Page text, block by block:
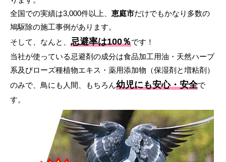
全国での実績は3,000件以上、 恵庭市だけでもかなり多数の
鳩駆除の施工事例があります。
そして、なんと、 忌避率は100％です！
当社が使っている忌避剤の成分は食品加工用油・天然ハーブ
系及びローズ種植物エキス・薬用添加物（保湿剤と増粘剤）
のみで、鳥にも人間、もちろん幼児にも安心・安全で
す。